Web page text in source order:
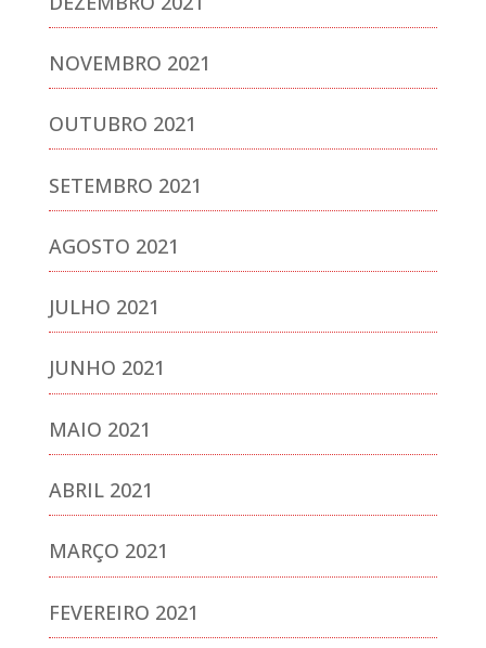
NOVEMBRO 2021
OUTUBRO 2021
SETEMBRO 2021
AGOSTO 2021
JULHO 2021
JUNHO 2021
MAIO 2021
ABRIL 2021
MARÇO 2021
FEVEREIRO 2021